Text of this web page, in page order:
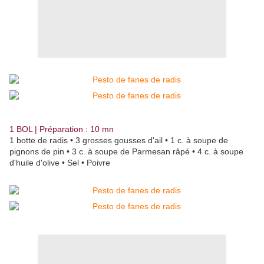
1 BOL | Préparation : 10 mn
1 botte de radis • 3 grosses gousses d'ail • 1 c. à soupe de
pignons de pin • 3 c. à soupe de Parmesan râpé • 4 c. à soupe
d'huile d'olive • Sel • Poivre